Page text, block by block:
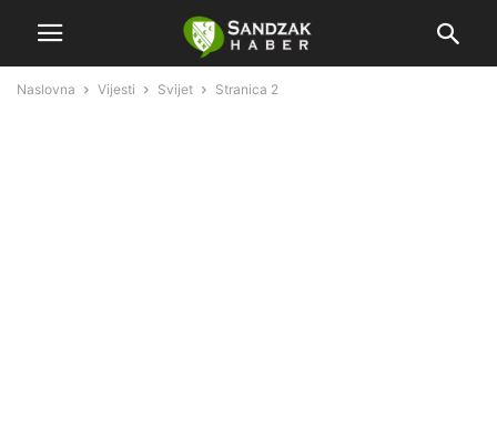
Naslovna Vijesti Svijet Stranica 2